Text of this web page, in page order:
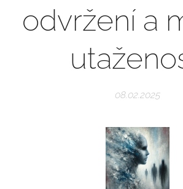
odvržení a
08.02.2025